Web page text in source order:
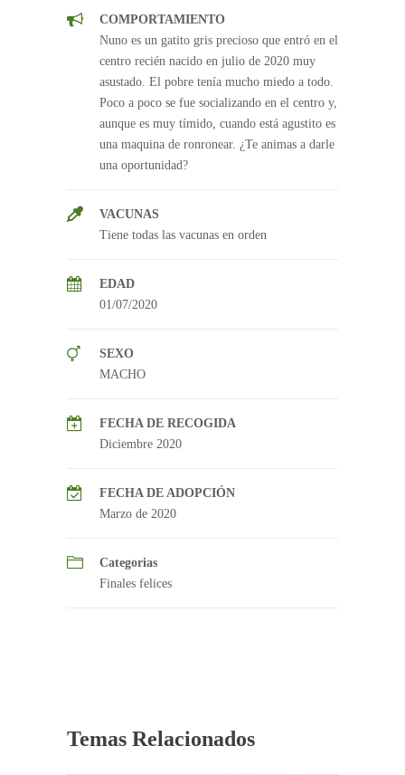
COMPORTAMIENTO
Nuno es un gatito gris precioso que entró en el
centro recién nacido en julio de 2020 muy
asustado. El pobre tenía mucho miedo a todo.
Poco a poco se fue socializando en el centro y,
aunque es muy tímido, cuando está agustito es
una maquina de ronronear. ¿Te animas a darle
una oportunidad?
VACUNAS
Tiene todas las vacunas en orden
EDAD
01/07/2020
SEXO
MACHO
FECHA DE RECOGIDA
Diciembre 2020
FECHA DE ADOPCIÓN
Marzo de 2020
Categorias
Finales felices
Temas Relacionados